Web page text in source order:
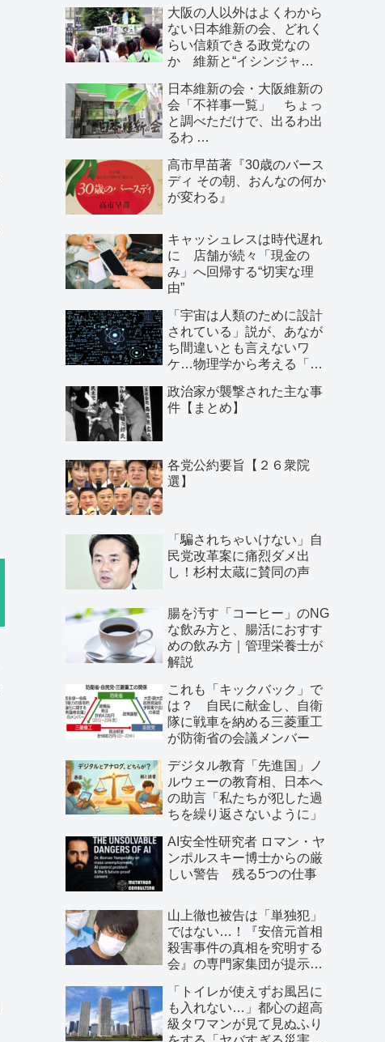
大阪の人以外はよくわから
ない日本維新の会、どれく
らい信頼できる政党なの
か 維新と“イシンジャ
る、大阪で起きていること
日本維新の会・大阪維新の
会「不祥事一覧」 ちょっ
と調べただけで、出るわ出
るわ …
高市早苗著『30歳のバース
ディ その朝、おんなの何か
が変わる』
キャッシュレスは時代遅れ
に 店舗が続々「現金の
み」へ回帰する“切実な理
由”
「宇宙は人類のために設計
されている」説が、あなが
ち間違いとも言えないワ
ケ…物理学から考える「こ
政治家が襲撃された主な事
件【まとめ】
各党公約要旨【２６衆院
選】
「騙されちゃいけない」自
民党改革案に痛烈ダメ出
し！杉村太蔵に賛同の声
腸を汚す「コーヒー」のNG
な飲み方と、腸活におすす
めの飲み方｜管理栄養士が
解説
これも「キックバック」で
は？ 自民に献金し、自衛
隊に戦車を納める三菱重工
が防衛省の会議メンバー
デジタル教育「先進国」ノ
ルウェーの教育相、日本へ
の助言「私たちが犯した過
ちを繰り返さないように」
AI安全性研究者 ロマン・ヤ
ンポルスキー博士からの厳
しい警告 残る5つの仕事
山上徹也被告は「単独犯」
ではない…！『安倍元首相
殺害事件の真相を究明する
会』の専門家集団が提示し
「トイレが使えずお風呂に
も入れない…」都心の超高
級タワマンが見て見ぬふり